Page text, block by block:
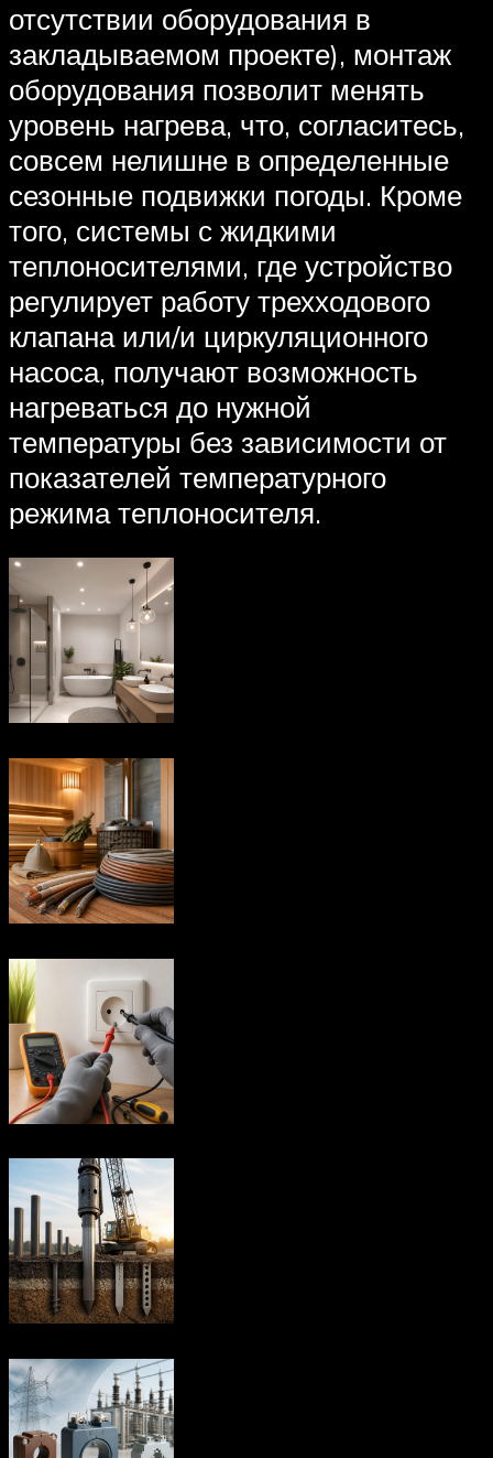
отсутствии оборудования в
закладываемом проекте), монтаж
оборудования позволит менять
уровень нагрева, что, согласитесь,
совсем нелишне в определенные
сезонные подвижки погоды. Кроме
того, системы с жидкими
теплоносителями, где устройство
регулирует работу трехходового
клапана или/и циркуляционного
насоса, получают возможность
нагреваться до нужной
температуры без зависимости от
показателей температурного
режима теплоносителя.